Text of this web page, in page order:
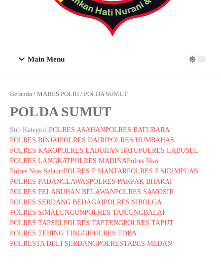
Main Menu
Beranda / MABES POLRI / POLDA SUMUT
POLDA SUMUT
Sub Kategori:POLRES ASAHANPOLRES BATUBARA
POLRES BINJAIPOLRES DAIRIPOLRES HUMBAHAS
POLRES KAROPOLRES LABUHAN BATUPOLRES LABUSEL
POLRES LANGKATPOLRES MADINAPolres Nias
Polres Nias SelatanPOLRES P SIANTARPOLRES P SIDIMPUAN
POLRES PADANGLAWASPOLRES PAKPAK BHARAT
POLRES PELABUHAN BELAWANPOLRES SAMOSIR
POLRES SERDANG BEDAGAIPOLRES SIBOLGA
POLRES SIMALUNGUNPOLRES TANJUNGBALAI
POLRES TAPSELPOLRES TAPTENGPOLRES TAPUT
POLRES TEBING TINGGIPOLRES TOBA
POLRESTA DELI SERDANGPOLRESTABES MEDAN